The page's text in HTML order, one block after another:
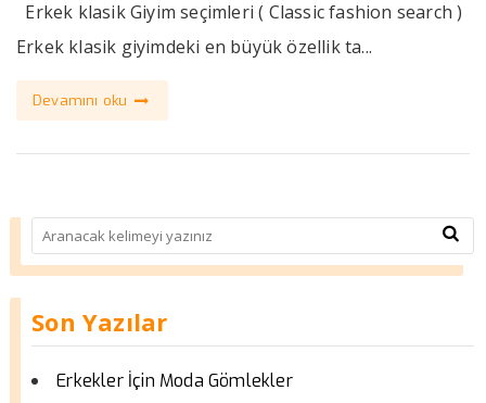
Erkek klasik Giyim seçimleri ( Classic fashion search )
Erkek klasik giyimdeki en büyük özellik ta...
Devamını oku
Son Yazılar
Erkekler İçin Moda Gömlekler